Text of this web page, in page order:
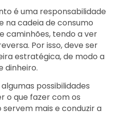
é uma responsabilidade
na cadeia de consumo
caminhões, tendo a ver
Por isso, deve ser
estratégica, de modo a
dinheiro.
possibilidades
o que fazer com os
servem mais e conduzir a